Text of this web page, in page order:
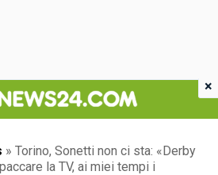
» Torino, Sonetti non ci sta: «Derby
la TV, ai miei tempi i
×